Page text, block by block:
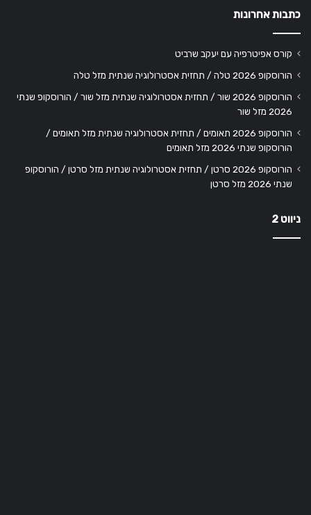
כתבות אחרונות
קורס אפיטרפיה עם יעקב שרביט
הורוסקופ 2026 טלה / תחזית אסטרולוגיה שנתית מזל טלה
הורוסקופ 2026 שור / תחזית אסטרולוגיה שנתית מזל שור / הורוסקופ שנתי
2026 מזל שור
הורוסקופ 2026 תאומים / תחזית אסטרולוגיה שנתית מזל תאומים /
הורוסקופ שנתי 2026 מזל תאומים
הורוסקופ 2026 סרטן / תחזית אסטרולוגיה שנתית מזל סרטן / הורוסקופ
שנתי 2026 מזל סרטן
ניווט 2